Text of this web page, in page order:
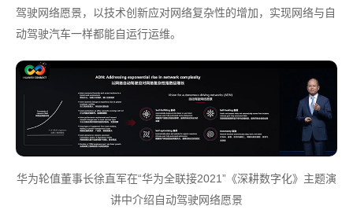
驾驶网络愿景，以技术创新应对网络复杂性的增加，实现网络与自
动驾驶汽车一样都能自运行运维。
华为轮值董事长徐直军在“华为全联接2021”《深耕数字化》主题演
讲中介绍自动驾驶网络愿景